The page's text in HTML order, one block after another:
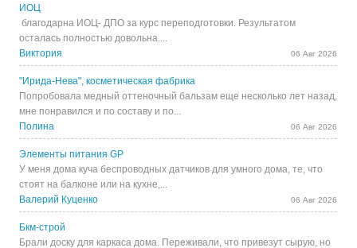
ИОЦ
благодарна ИОЦ- ДПО за курс переподготовки. Результатом
осталась полностью довольна....
Виктория
06 Авг 2026
"Ирида-Нева", косметическая фабрика
Попробовала медный оттеночный бальзам еще несколько лет назад,
мне понравился и по составу и по...
Полина
06 Авг 2026
Элементы питания GP
У меня дома куча беспроводных датчиков для умного дома, те, что
стоят на балконе или на кухне,...
Валерий Куценко
06 Авг 2026
Бкм-строй
Брали доску для каркаса дома. Переживали, что привезут сырую, но